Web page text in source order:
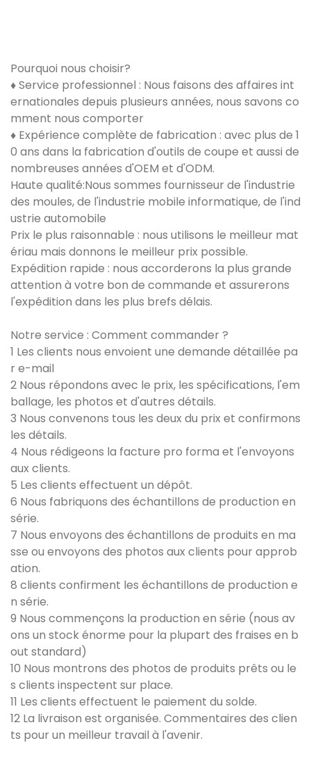
Pourquoi nous choisir?
♦ Service professionnel : Nous faisons des affaires int
ernationales depuis plusieurs années, nous savons co
mment nous comporter
♦ Expérience complète de fabrication : avec plus de 1
0 ans dans la fabrication d'outils de coupe et aussi de
nombreuses années d'OEM et d'ODM.
Haute qualité:Nous sommes fournisseur de l'industrie
des moules, de l'industrie mobile informatique, de l'ind
ustrie automobile
Prix ​​le plus raisonnable : nous utilisons le meilleur mat
ériau mais donnons le meilleur prix possible.
Expédition rapide : nous accorderons la plus grande
attention à votre bon de commande et assurerons
l'expédition dans les plus brefs délais.
Notre service : Comment commander ?
1 Les clients nous envoient une demande détaillée pa
r e-mail
2 Nous répondons avec le prix, les spécifications, l'em
ballage, les photos et d'autres détails.
3 Nous convenons tous les deux du prix et confirmons
les détails.
4 Nous rédigeons la facture pro forma et l'envoyons
aux clients.
5 Les clients effectuent un dépôt.
6 Nous fabriquons des échantillons de production en
série.
7 Nous envoyons des échantillons de produits en ma
sse ou envoyons des photos aux clients pour approb
ation.
8 clients confirment les échantillons de production e
n série.
9 Nous commençons la production en série (nous av
ons un stock énorme pour la plupart des fraises en b
out standard)
10 Nous montrons des photos de produits prêts ou le
s clients inspectent sur place.
11 Les clients effectuent le paiement du solde.
12 La livraison est organisée. Commentaires des clien
ts pour un meilleur travail à l'avenir.